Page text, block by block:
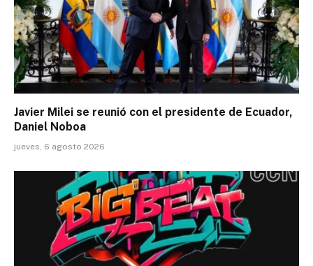
Javier Milei se reunió con el presidente de Ecuador,
Daniel Noboa
jueves, 6 agosto 2026